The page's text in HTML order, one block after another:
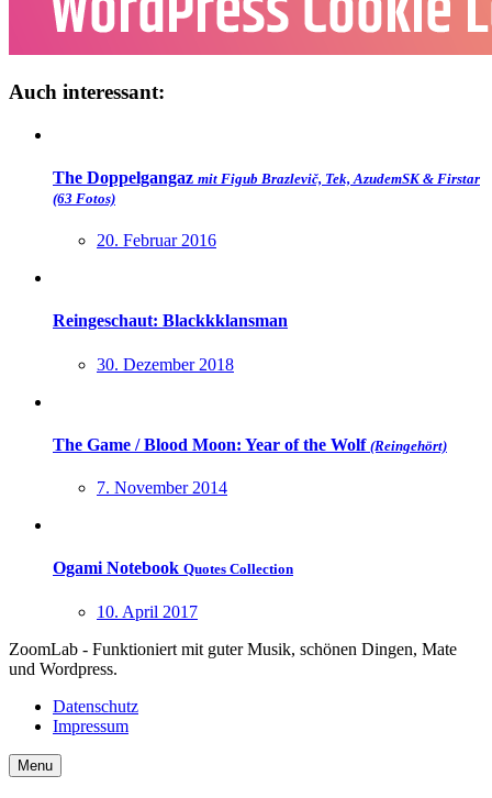
Auch interessant:
The Doppelgangaz mit Figub Brazlevič, Tek, AzudemSK & Firstar
(63 Fotos)
20. Februar 2016
Reingeschaut: Blackkklansman
30. Dezember 2018
The Game / Blood Moon: Year of the Wolf (Reingehört)
7. November 2014
Ogami Notebook Quotes Collection
10. April 2017
ZoomLab - Funktioniert mit guter Musik, schönen Dingen, Mate
und Wordpress.
Datenschutz
Impressum
Menu